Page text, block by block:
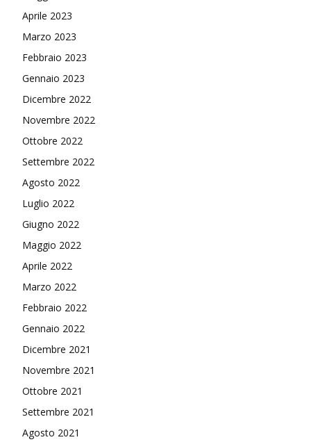
Aprile 2023
Marzo 2023
Febbraio 2023
Gennaio 2023
Dicembre 2022
Novembre 2022
Ottobre 2022
Settembre 2022
Agosto 2022
Luglio 2022
Giugno 2022
Maggio 2022
Aprile 2022
Marzo 2022
Febbraio 2022
Gennaio 2022
Dicembre 2021
Novembre 2021
Ottobre 2021
Settembre 2021
Agosto 2021